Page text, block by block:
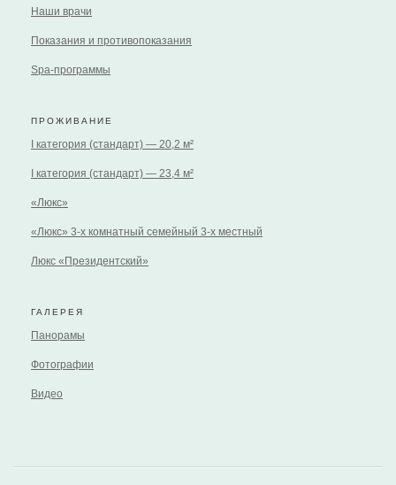
Наши врачи
Показания и противопоказания
Spa-программы
ПРОЖИВАНИЕ
I категория (стандарт) — 20,2 м²
I категория (стандарт) — 23,4 м²
«Люкс»
«Люкс» 3-х комнатный семейный 3-х местный
Люкс «Президентский»
ГАЛЕРЕЯ
Панорамы
Фотографии
Видео